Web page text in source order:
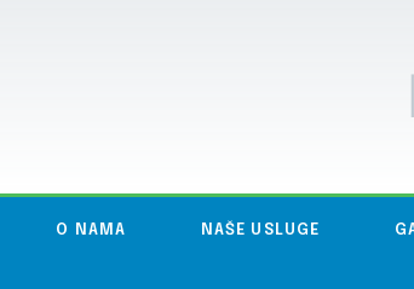
O NAMA NAŠE USLUGE